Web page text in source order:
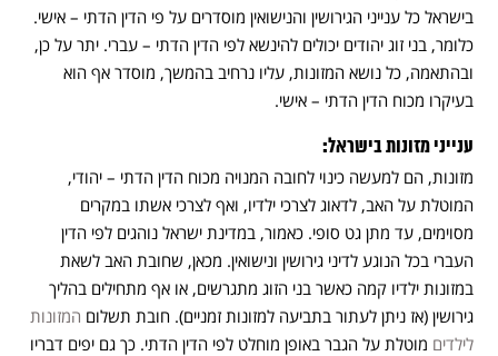
בישראל כל ענייני הגירושין והנישואין מוסדרים על פי הדין הדתי – אישי.
כלומר, בני זוג יהודים יכולים להינשא לפי הדין הדתי – עברי. יתר על כן,
ובהתאמה, כל נושא המזונות, עליו נרחיב בהמשך, מוסדר אף הוא
בעיקרו מכוח הדין הדתי – אישי.
ענייני מזונות בישראל:
מזונות, הם למעשה כינוי לחובה המנויה מכוח הדין הדתי – יהודי,
המוטלת על האב, לדאוג לצרכי ילדיו, ואף לצרכי אשתו במקרים
מסוימים, עד מתן גט סופי. כאמור, במדינת ישראל נוהגים לפי הדין
העברי בכל הנוגע לדיני גירושין ונישואין. מכאן, שחובת האב לשאת
במזונות ילדיו קמה כאשר בני הזוג מתגרשים, או אף מתחילים בהליך
גירושין (אז ניתן לעתור בתביעה למזונות זמניים). חובת תשלום המזונות
לילדים מוטלת על הגבר באופן מוחלט לפי הדין הדתי. כך גם יפים דבריו